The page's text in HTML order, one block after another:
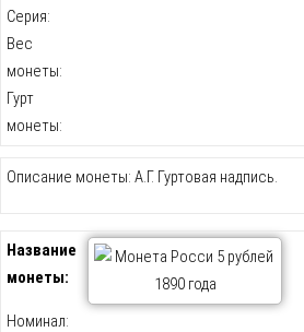
Серия:
Вес
монеты:
Гурт
монеты:
Описание монеты: А.Г. Гуртовая надпись.
Название
монеты:
Номинал: